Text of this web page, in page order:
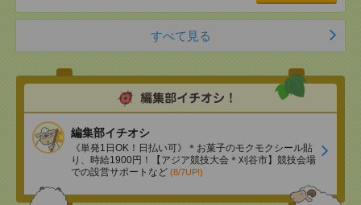
すべて見る
編集部イチオシ
《単発1日OK！日払い可》＊お菓子のモクモクシール貼
り、時給1900円！【アジア競技大会＊刈谷市】競技会場
での設営サポートなど (8/7UP!)